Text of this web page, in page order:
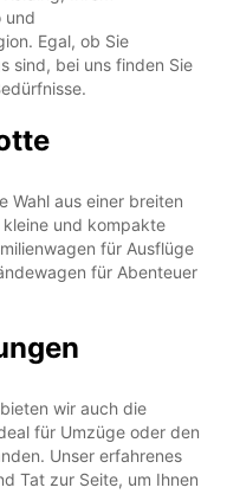
und
Egal, ob Sie
sind, bei uns finden Sie
Wahl aus einer breiten
und kompakte
für Ausflüge
für Abenteuer
wir auch die
für Umzüge oder den
Unser erfahrenes
Tat zur Seite, um Ihnen